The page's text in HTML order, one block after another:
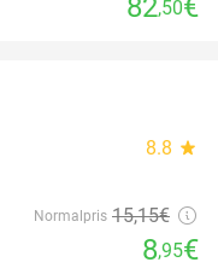
82,50€
8.8 star
Normalpris 15,15€
8,95€